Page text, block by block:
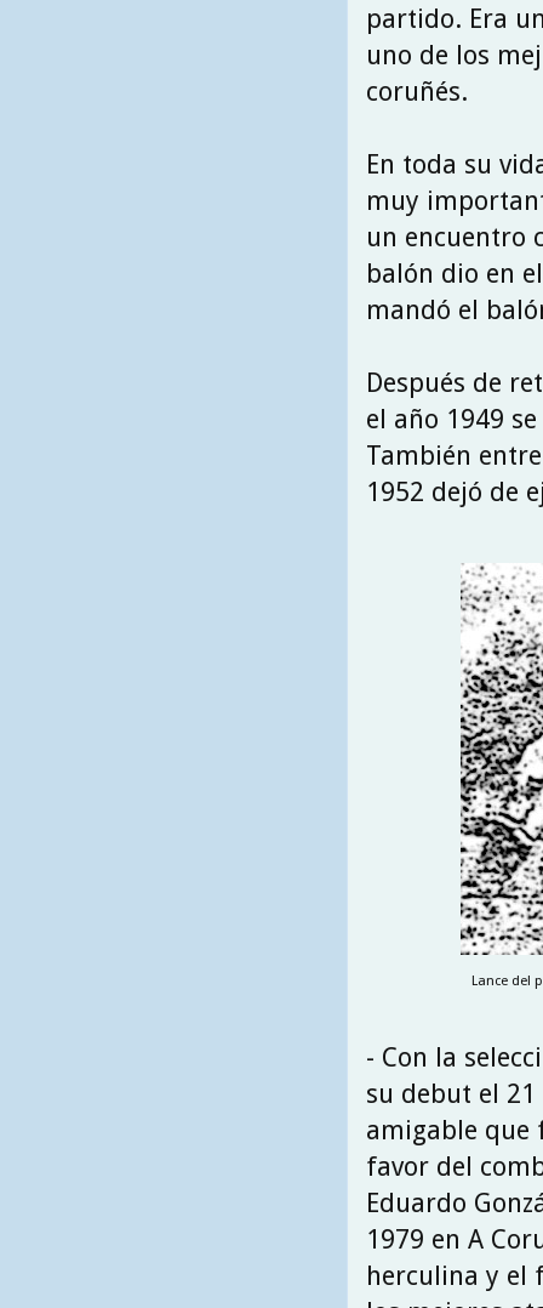
partido. Era
uno de los
coruñés.
En toda su
muy
un encuentro
balón dio en
mandó el
Después de
el año 1949
También
1952 dejó de
Lance del
- Con la
su debut el
amigable que
favor del
Eduardo
1979 en A
herculina y el